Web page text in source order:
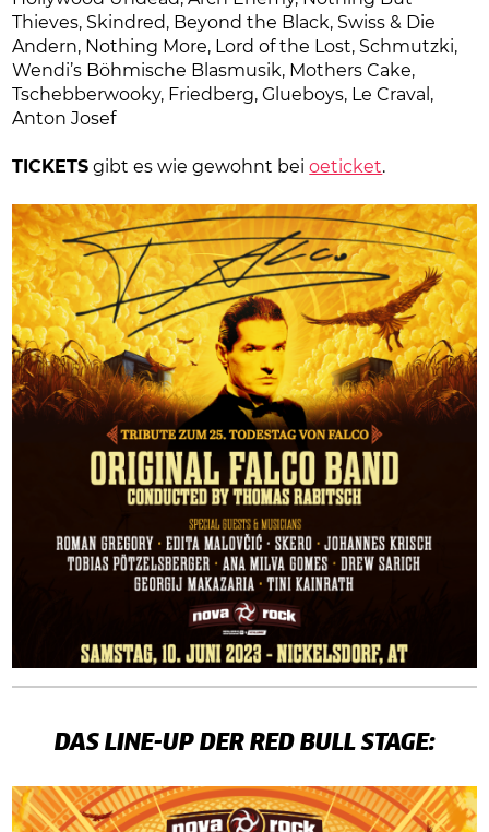
Thieves, Skindred, Beyond the Black, Swiss & Die
Andern, Nothing More, Lord of the Lost, Schmutzki,
Wendi’s Böhmische Blasmusik, Mothers Cake,
Tschebberwooky, Friedberg, Glueboys, Le Craval,
Anton Josef
TICKETS gibt es wie gewohnt beioeticket.
DAS LINE-UP DER RED BULL STAGE: